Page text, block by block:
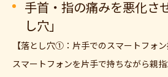
手首・指の痛みを悪化さ
し穴」
【落とし穴①：片手でのスマートフォン
スマートフォンを片手で持ちながら親指